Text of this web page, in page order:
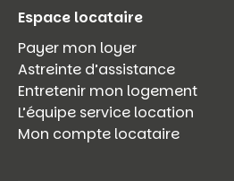
Espace locataire
Payer mon loyer
Astreinte d’assistance
Entretenir mon logement
L’équipe service location
Mon compte locataire